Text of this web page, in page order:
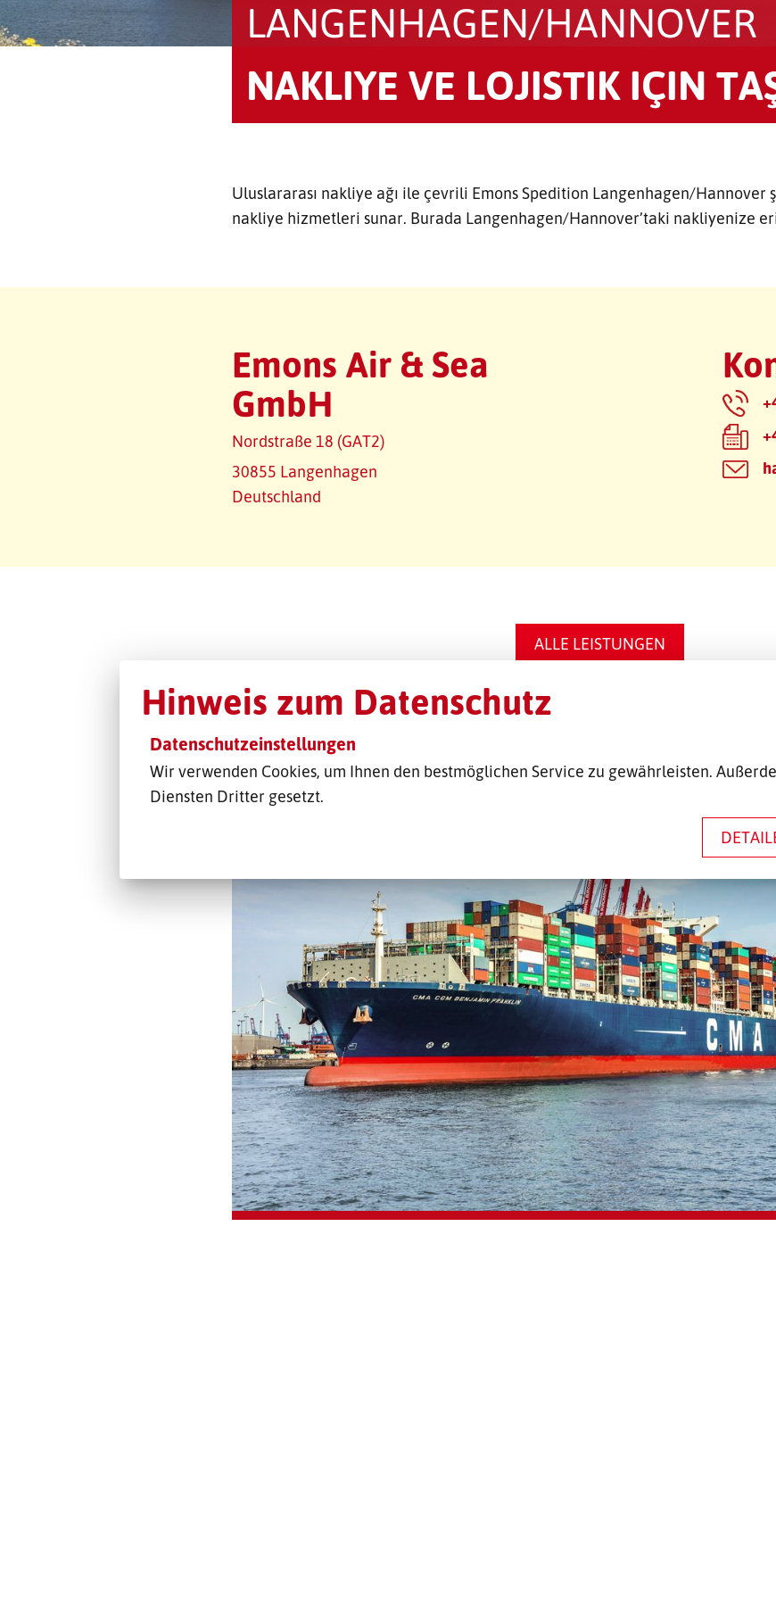
LANGENHAGEN/HANNOVER
NAKLIYE VE LOJISTIK IÇIN
Uluslararası nakliye ağı ile çevrili Emons Spedition Langenhagen/Hannover
nakliye hizmetleri sunar. Burada Langenhagen/Hannover’taki nakliyenize
Emons Air & Sea
GmbH
Nordstraße 18 (GAT2)
30855 Langenhagen
Deutschland
ALLE LEISTUNGEN
Hinweis zum Datenschutz
Datenschutzeinstellungen
Wir verwenden Cookies, um Ihnen den bestmöglichen Service zu gewährleisten.
Diensten Dritter gesetzt.